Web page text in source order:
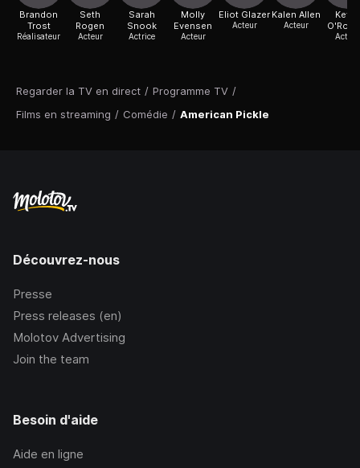
Regarder la TV en direct / Programme TV /
Films en streaming / Comédie / American Pickle
Brandon
Trost
Réalisateur
Seth
Rogen
Acteur
Sarah
Snook
Actrice
Molly
Evensen
Acteur
Eliot Glazer
Acteur
Kalen Allen
Acteur
Kevin
Acteur
Découvrez-nous
Presse
Press releases (en)
Molotov Advertising
Join the team
Besoin d'aide
Aide en ligne